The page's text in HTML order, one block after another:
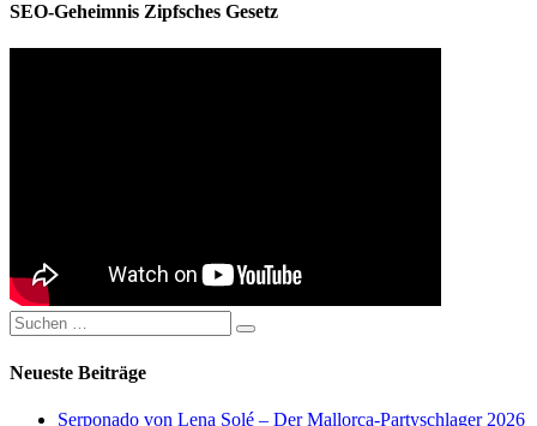
SEO-Geheimnis Zipfsches Gesetz
Suchen
nach:
Suchen
Neueste Beiträge
Serponado von Lena Solé – Der Mallorca-Partyschlager 2026